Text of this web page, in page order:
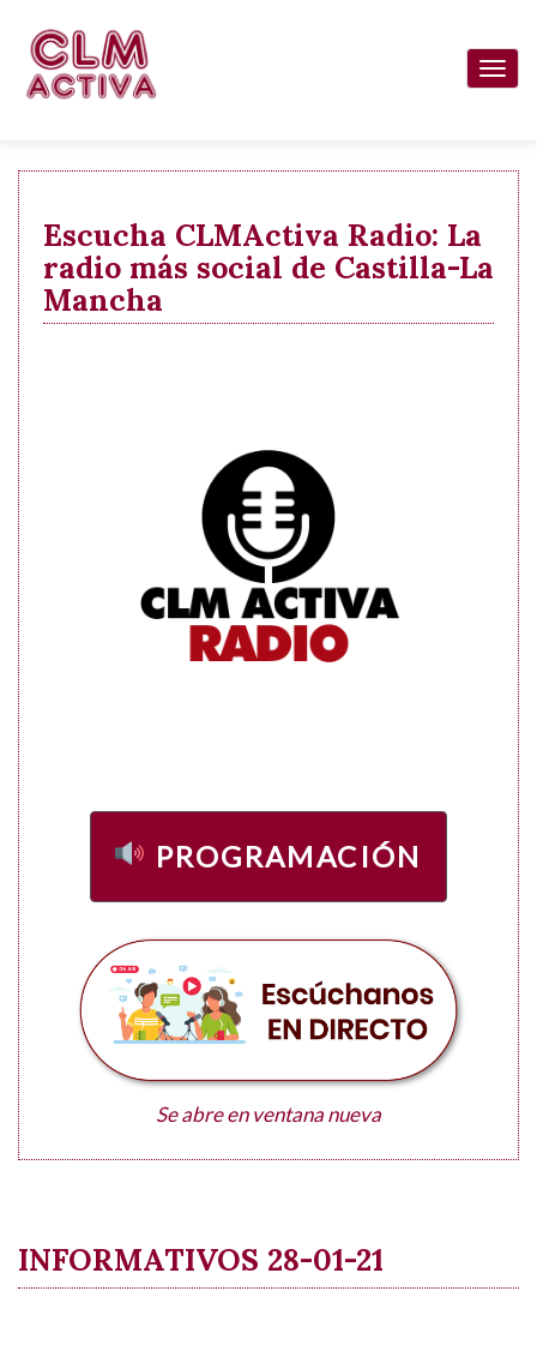
contenido
Escucha CLMActiva Radio: La
radio más social de Castilla-La
Mancha
PROGRAMACIÓN
Se abre en ventana nueva
INFORMATIVOS 28-01-21